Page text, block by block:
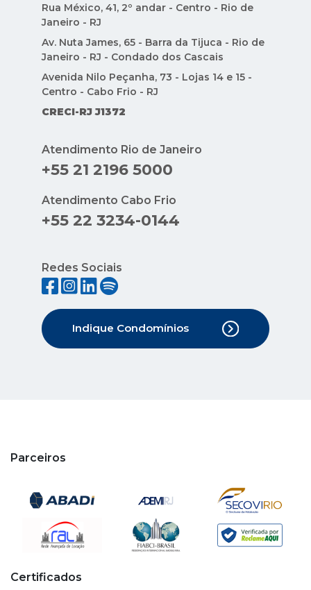
Rua México, 41, 2º andar - Centro - Rio de
Janeiro - RJ
Av. Nuta James, 65 - Barra da Tijuca - Rio de
Janeiro - RJ - Condado dos Cascais
Avenida Nilo Peçanha, 73 - Lojas 14 e 15 -
Centro - Cabo Frio - RJ
CRECI-RJ J1372
Atendimento Rio de Janeiro
+55 21 2196 5000
Atendimento Cabo Frio
+55 22 3234-0144
Redes Sociais
Indique Condomínios
Parceiros
Certificados